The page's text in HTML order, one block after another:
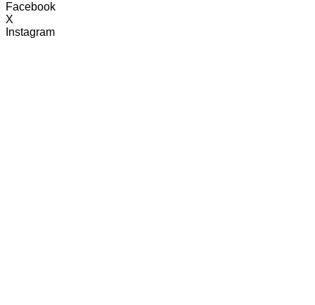
Facebook
X
Instagram